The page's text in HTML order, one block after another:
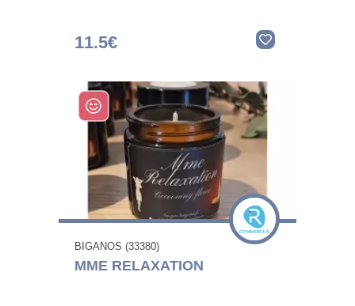
11.5€
BIGANOS (33380)
MME RELAXATION